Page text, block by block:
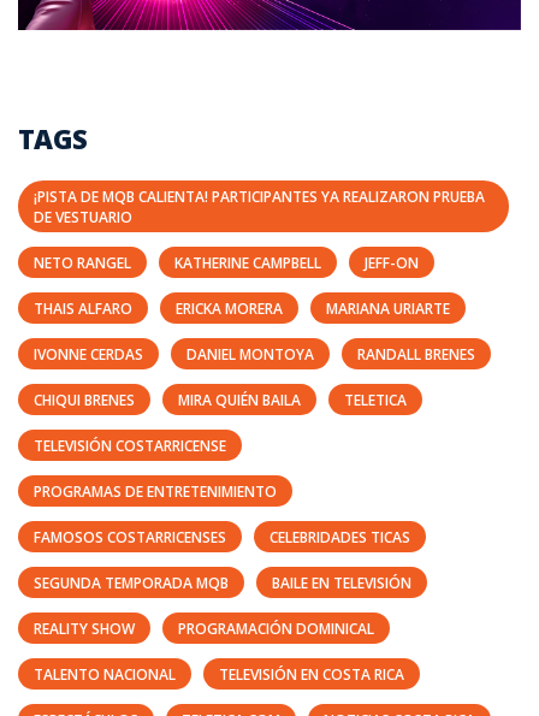
TAGS
¡PISTA DE MQB CALIENTA! PARTICIPANTES YA REALIZARON PRUEBA
DE VESTUARIO
NETO RANGEL KATHERINE CAMPBELL JEFF-ON
THAIS ALFARO ERICKA MORERA MARIANA URIARTE
IVONNE CERDAS DANIEL MONTOYA RANDALL BRENES
CHIQUI BRENES MIRA QUIÉN BAILA TELETICA
TELEVISIÓN COSTARRICENSE
PROGRAMAS DE ENTRETENIMIENTO
FAMOSOS COSTARRICENSES CELEBRIDADES TICAS
SEGUNDA TEMPORADA MQB BAILE EN TELEVISIÓN
REALITY SHOW PROGRAMACIÓN DOMINICAL
TALENTO NACIONAL TELEVISIÓN EN COSTA RICA